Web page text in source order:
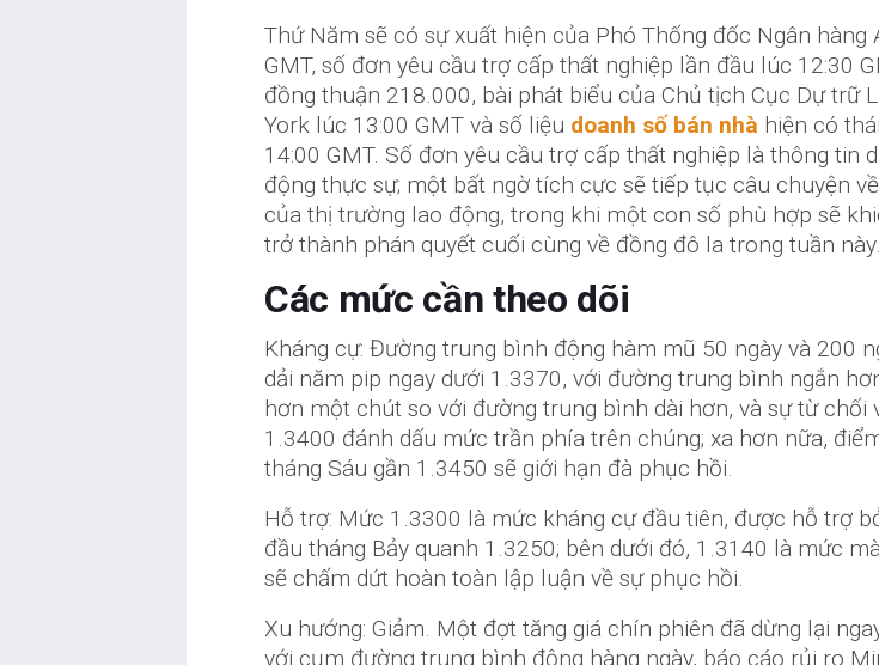
Thứ Năm sẽ có sự xuất hiện của Phó Thống đốc Ngân hàng
GMT, số đơn yêu cầu trợ cấp thất nghiệp lần đầu lúc 12:30
đồng thuận 218.000, bài phát biểu của Chủ tịch Cục Dự trữ
York lúc 13:00 GMT và số liệu doanh số bán nhà hiện có
14:00 GMT. Số đơn yêu cầu trợ cấp thất nghiệp là thông tin
động thực sự; một bất ngờ tích cực sẽ tiếp tục câu chuyện
của thị trường lao động, trong khi một con số phù hợp sẽ
trở thành phán quyết cuối cùng về đồng đô la trong tuần này.
Các mức cần theo dõi
Kháng cự: Đường trung bình động hàm mũ 50 ngày và 200
dải năm pip ngay dưới 1.3370, với đường trung bình ngắn
hơn một chút so với đường trung bình dài hơn, và sự từ chối
1.3400 đánh dấu mức trần phía trên chúng; xa hơn nữa,
tháng Sáu gần 1.3450 sẽ giới hạn đà phục hồi.
Hỗ trợ: Mức 1.3300 là mức kháng cự đầu tiên, được hỗ trợ
đầu tháng Bảy quanh 1.3250; bên dưới đó, 1.3140 là mức
sẽ chấm dứt hoàn toàn lập luận về sự phục hồi.
Xu hướng: Giảm. Một đợt tăng giá chín phiên đã dừng lại
với cụm đường trung bình động hàng ngày, báo cáo rủi ro